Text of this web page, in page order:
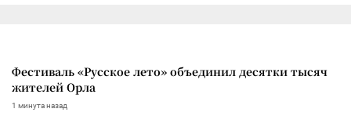
Фестиваль «Русское лето» объединил десятки тысяч
жителей Орла
1 минута назад